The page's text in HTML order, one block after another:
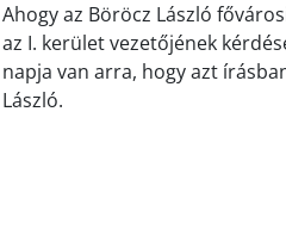
Ahogy az Böröcz László
az I. kerület vezetőjének
napja van arra, hogy azt
László.